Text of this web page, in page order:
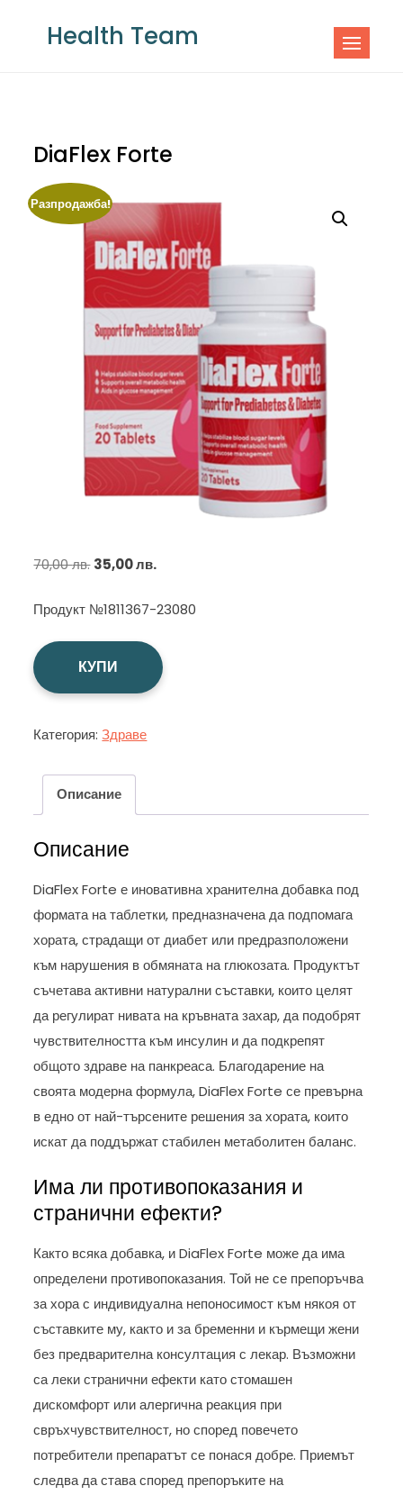
Health Team
DiaFlex Forte
Разпродажба!
70,00лв. Original
was:
70,00 лв..
35,00лв.Текущата
е:
Продукт №1811367-23080
КУПИ
Категория:Здраве
Описание
Описание
DiaFlex Forte е иновативна хранителна добавка под
формата на таблетки, предназначена да подпомага
хората, страдащи от диабет или предразположени
към нарушения в обмяната на глюкозата. Продуктът
съчетава активни натурални съставки, които целят
да регулират нивата на кръвната захар, да подобрят
чувствителността към инсулин и да подкрепят
общото здраве на панкреаса. Благодарение на
своята модерна формула, DiaFlex Forte се превърна
в едно от най-търсените решения за хората, които
искат да поддържат стабилен метаболитен баланс.
Има ли противопоказания и
странични ефекти?
Както всяка добавка, и DiaFlex Forte може да има
определени противопоказания. Той не се препоръчва
за хора с индивидуална непоносимост към някоя от
съставките му, както и за бременни и кърмещи жени
без предварителна консултация с лекар. Възможни
са леки странични ефекти като стомашен
дискомфорт или алергична реакция при
свръхчувствителност, но според повечето
потребители препаратът се понася добре. Приемът
следва да става според препоръките на